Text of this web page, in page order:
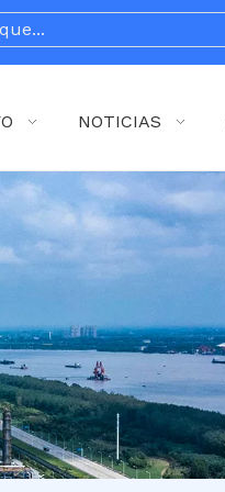
NOTICIAS